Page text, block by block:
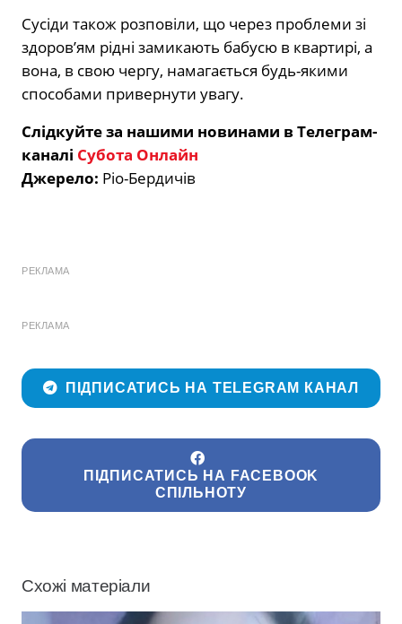
Сусіди також розповіли, що через проблеми зі
здоров’ям рідні замикають бабусю в квартирі, а
вона, в свою чергу, намагається будь-якими
способами привернути увагу.
Слідкуйте за нашими новинами в Телеграм-
каналі Субота Онлайн
Джерело: Ріо-Бердичів
РЕКЛАМА
РЕКЛАМА
ПІДПИСАТИСЬ НА TELEGRAM КАНАЛ
ПІДПИСАТИСЬ НА FACEBOOK
СПІЛЬНОТУ
Схожі матеріали